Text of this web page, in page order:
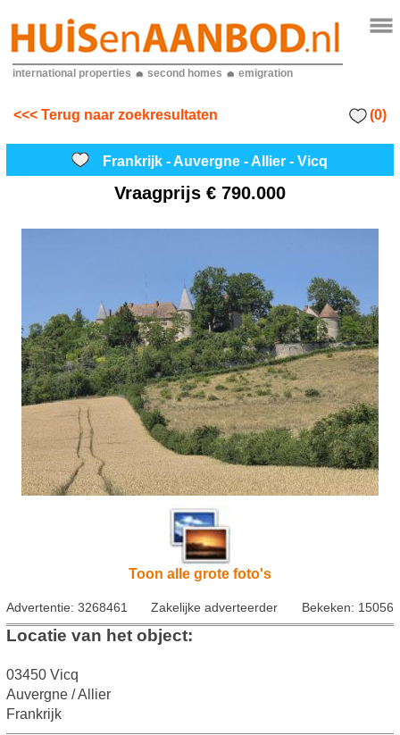
international properties second homes emigration
<<< Terug naar zoekresultaten (0)
Frankrijk - Auvergne - Allier - Vicq
Vraagprijs € 790.000
Toon alle grote foto's
Advertentie: 3268461 Zakelijke adverteerder Bekeken: 15056
Locatie van het object:
03450 Vicq
Auvergne / Allier
Frankrijk